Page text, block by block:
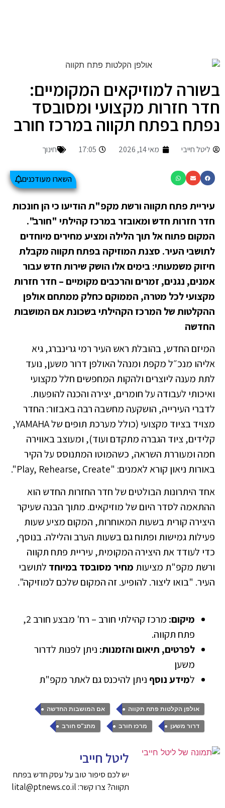
בשורה למוזיקאים המקומיים:
חדר חזרות מקצועי ומסובסד
נפתח בפתח תקווה במרכז חורב
ליטל חייבי מאי 14, 2026 17:05 חינוך
השארו מעודכנים
עיריית פתח תקווה ורשת מקפ"ת הודיעו כי הן חונכות
חדר חזרות חדש ומאובזר במרכז קהילתי "חורב".
המקום פתוח אל תוך הלילה ומציע מחירים מיוחדים
לתושבי העיר. סצנת המוזיקה בפתח תקווה מקבלת
חיזוק משמעותי: בימים אלו הושק שירות חדש עבור
אמנים, נגנים, זמרים והרכבים מקומיים – חדר חזרות
מקצועי לכל מטרה, הממוקם כחלק ממתחם אולפן
ההקלטות של המרכז הקהילתי בשכונת אם המושבות
החדשה
המיזם החדש, בהובלת ראש העיר רמי גרינברג, גיא
אליהו מנכ״ל מקפת ומנהל האולפן דרור משען, נועד
לתת מענה ליוצרים ולהקות המחפשים חלל מקצועי
ואיכותי לעבודה על חומרים, יצירה והכנה להופעות.
לדברי העירייה, הושקעה מחשבה רבה באבזור: החדר
מצויד בציוד מקצועי (כולל מערכת תופים של YAMAHA,
קלידים, ציוד הגברה מתקדם ועוד), ומעוצב באווירה
חמה ומעוררת השראה, כשהמוטו המתנוסס על הקיר
באורות ניאון קורא לאמנים: "Play, Rehearse, Create".
אחד היתרונות הבולטים של חדר החזרות החדש הוא
ההתאמה לסדר היום של מוזיקאים. מתוך הבנה שעיקר
היצירה קורית בשעות המאוחרות, המקום מציע שעות
פעילות גמישות ופתוח גם בשעות הערב והלילה. בנוסף,
כדי לעודד את היצירה המקומית, עיריית פתח תקווה
ורשת מקפ"ת מציעות מחיר מסובסד במיוחד לתושבי
העיר. "בואו ליצור. להופיע. זה המקום שלכם למוזיקה".
מיקום:
מרכז קהילתי חורב – רח' מבצע חורב 2,
פתח תקווה.
לפרטים, תיאום והזמנות: ניתן לפנות לדרור
משען
למידע נוסף ניתן להיכנס גם לאתר מקפ"ת
אולפן הקלטות פתח תקווה , אם המושבות החדשה ,
דרור משען , מרכז חורב , מתנ"ס חורב
ליטל חייבי
יש לכם סיפור טוב על עסק חדש בפתח
תקווה? צרו קשר: lital@ptnews.co.il